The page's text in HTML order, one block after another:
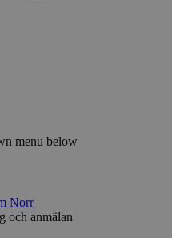
menu below
Norr
och anmälan